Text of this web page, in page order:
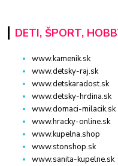
DETI, ŠPORT,
www.kamenik.sk
www.detsky-raj.sk
www.detskaradost.sk
www.detsky-hrdina.sk
www.domaci-milacik.sk
www.hracky-online.sk
www.kupelna.shop
www.stonshop.sk
www.sanita-kupelne.sk